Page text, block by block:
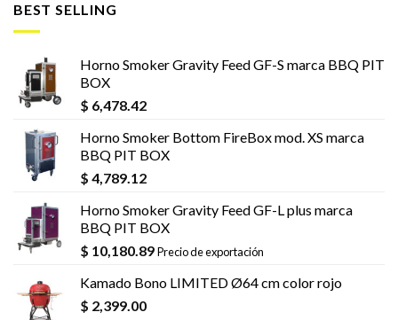
BEST SELLING
Horno Smoker Gravity Feed GF-S marca BBQ PIT
BOX
$ 6,478.42
Horno Smoker Bottom FireBox mod. XS marca
BBQ PIT BOX
$ 4,789.12
Horno Smoker Gravity Feed GF-L plus marca
BBQ PIT BOX
$ 10,180.89Precio de exportación
Kamado Bono LIMITED Ø64 cm color rojo
$ 2,399.00